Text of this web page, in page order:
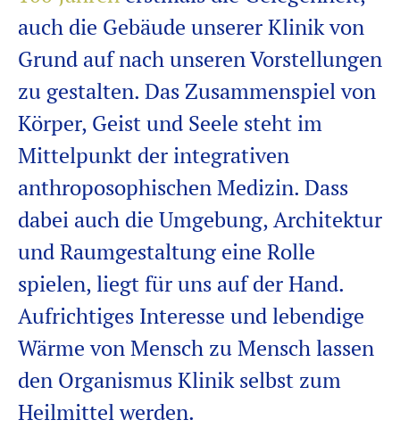
auch die Gebäude unserer Klinik von
Grund auf nach unseren Vorstellungen
zu gestalten. Das Zusammenspiel von
Körper, Geist und Seele steht im
Mittelpunkt der integrativen
anthroposophischen Medizin. Dass
dabei auch die Umgebung, Architektur
und Raumgestaltung eine Rolle
spielen, liegt für uns auf der Hand.
Aufrichtiges Interesse und lebendige
Wärme von Mensch zu Mensch lassen
den Organismus Klinik selbst zum
Heilmittel werden.